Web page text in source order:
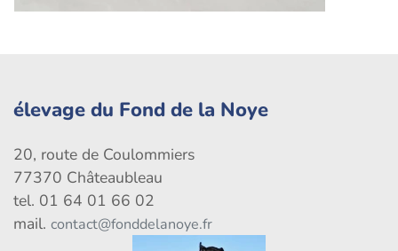
élevage du Fond de la Noye
20, route de Coulommiers
77370 Châteaubleau
tel. 01 64 01 66 02
mail. contact@fonddelanoye.fr